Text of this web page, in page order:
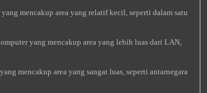
mencakup area yang relatif kecil, seperti dalam satu
yang mencakup area yang lebih luas dari LAN,
mencakup area yang sangat luas, seperti antarnegara